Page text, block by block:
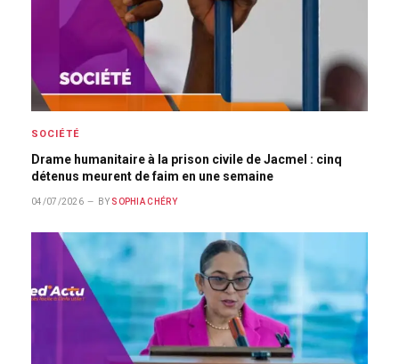
SOCIÉTÉ
Drame humanitaire à la prison civile de Jacmel : cinq
détenus meurent de faim en une semaine
04/07/2026 BY SOPHIA CHÉRY